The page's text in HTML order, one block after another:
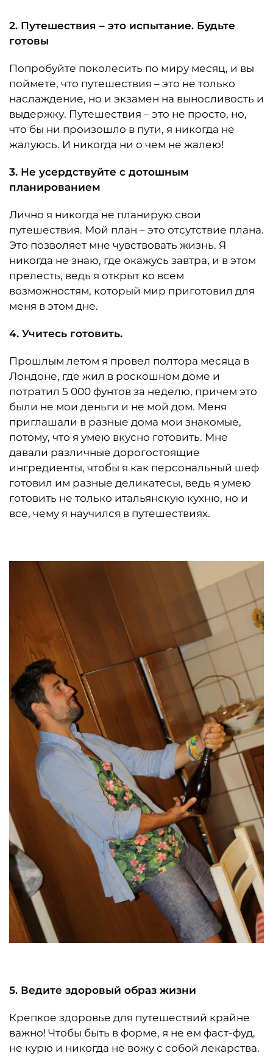
2. Путешествия – это испытание. Будьте
готовы
Попробуйте поколесить по миру месяц, и вы
поймете, что путешествия – это не только
наслаждение, но и экзамен на выносливость и
выдержку. Путешествия – это не просто, но,
что бы ни произошло в пути, я никогда не
жалуюсь. И никогда ни о чем не жалею!
3. Не усердствуйте с дотошным
планированием
Лично я никогда не планирую свои
путешествия. Мой план – это отсутствие плана.
Это позволяет мне чувствовать жизнь. Я
никогда не знаю, где окажусь завтра, и в этом
прелесть, ведь я открыт ко всем
возможностям, который мир приготовил для
меня в этом дне.
4. Учитесь готовить.
Прошлым летом я провел полтора месяца в
Лондоне, где жил в роскошном доме и
потратил 5 000 фунтов за неделю, причем это
были не мои деньги и не мой дом. Меня
приглашали в разные дома мои знакомые,
потому, что я умею вкусно готовить. Мне
давали различные дорогостоящие
ингредиенты, чтобы я как персональный шеф
готовил им разные деликатесы, ведь я умею
готовить не только итальянскую кухню, но и
все, чему я научился в путешествиях.
5. Ведите здоровый образ жизни
Крепкое здоровье для путешествий крайне
важно! Чтобы быть в форме, я не ем фаст-фуд,
не курю и никогда не вожу с собой лекарства.